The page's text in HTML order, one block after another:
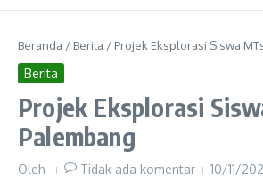
Beranda / Berita / Projek Eksplorasi Siswa
Berita
Projek Eksplorasi
Palembang
Oleh Tidak ada komentar 10/11/